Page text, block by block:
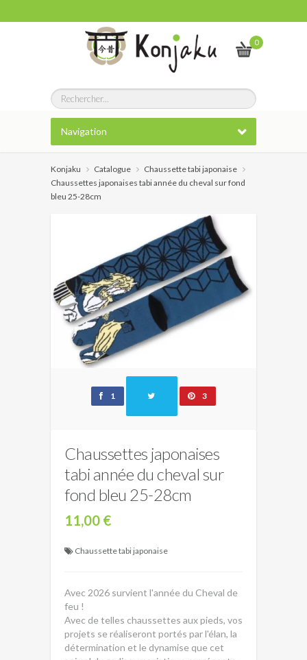
0
Navigation
Konjaku Catalogue
Chaussette tabi japonaise
Chaussettes japonaises tabi année du cheval sur fond
bleu 25-28cm
1 3
Chaussettes japonaises
tabi année du cheval sur
fond bleu 25-28cm
11,00 €
Chaussette tabi japonaise
Avec 2026 survient l'année du Cheval de
feu !
Avec de telles chaussettes aux pieds, vos
projets se réaliseront portés par l'élan, la
détermination et le dynamise que cet